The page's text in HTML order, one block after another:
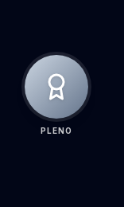
PLENO